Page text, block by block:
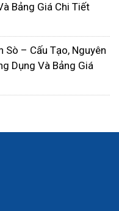
như bảo trì bảo
nén khí nào.
vụ như
soát mùi, oxi hóa.
cho đường dẫn
nhỏ và vừa.
hành và bảo trì
Bảng Giá Chi Tiết
Sò – Cấu Tạo, Nguyên
Dụng Và Bảng Giá